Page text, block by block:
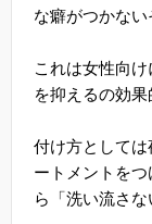
な癖がつかない
これは女性向
を抑えるの効果
付け方としては
ートメントを
ら「洗い流さな